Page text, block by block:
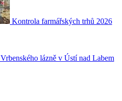
Kontrola farmářských trhů 2026
Vrbenského lázně v Ústí nad Labem